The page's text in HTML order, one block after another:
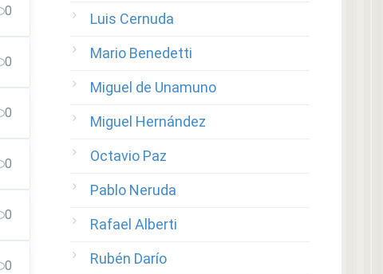
0
0
0
0
0
0
Luis Cernuda
Mario Benedetti
Miguel de Unamuno
Miguel Hernández
Octavio Paz
Pablo Neruda
Rafael Alberti
Rubén Darío